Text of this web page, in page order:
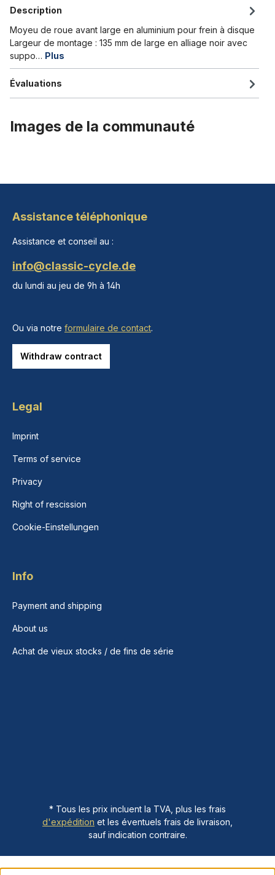
Description
Moyeu de roue avant large en aluminium pour frein à disque
Largeur de montage : 135 mm de large en alliage noir avec
suppo… Plus
Évaluations
Images de la communauté
Assistance téléphonique
Assistance et conseil au :
info@classic-cycle.de
du lundi au jeu de 9h à 14h
Ou via notre formulaire de contact.
Withdraw contract
Legal
Imprint
Terms of service
Privacy
Right of rescission
Cookie-Einstellungen
Info
Payment and shipping
About us
Achat de vieux stocks / de fins de série
* Tous les prix incluent la TVA, plus les frais
d'expédition et les éventuels frais de livraison,
sauf indication contraire.